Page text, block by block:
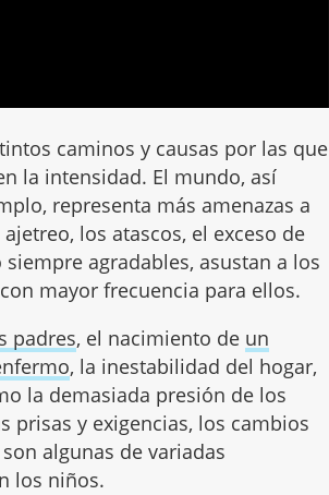
caminos y causas por las que
la intensidad. El mundo, así
representa más amenazas a
los atascos, el exceso de
agradables, asustan a los
mayor frecuencia para ellos.
padres, el nacimiento de un
, la inestabilidad del hogar,
la demasiada presión de los
prisas y exigencias, los cambios
son algunas de variadas
los niños.